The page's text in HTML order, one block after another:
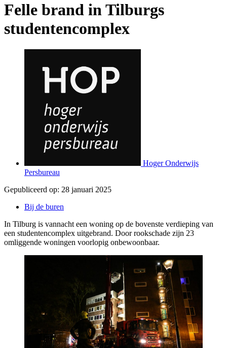
Felle brand in Tilburgs
studentencomplex
Hoger Onderwijs
Persbureau
Gepubliceerd op: 28 januari 2025
Bij de buren
In Tilburg is vannacht een woning op de bovenste verdieping van
een studentencomplex uitgebrand. Door rookschade zijn 23
omliggende woningen voorlopig onbewoonbaar.